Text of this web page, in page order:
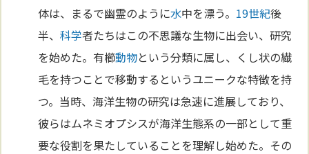
体は、まるで幽霊のように水中を漂う。 19世紀後
半、科学者たちはこの不思議な生物に出会い、研究
を始めた。有櫛動物という分類に属し、くし状の繊
毛を持つことで移動するというユニークな特徴を持
つ。当時、海洋生物の研究は急速に進展しており、
彼らはムネミオプシスが海洋生態系の一部として重
要な役割を果たしていることを理解し始めた。その